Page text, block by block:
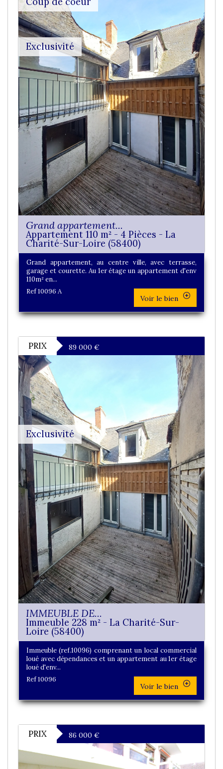
Exclusivité
Grand appartement...
Appartement 110 m² - 4 Pièces - La
Charité-Sur-Loire (58400)
Grand appartement, au centre ville, avec terrasse,
garage et courette. Au 1er étage un appartement d'env
110m² en...
Ref 10096 A
Voir le bien
PRIX 89 000 €
Exclusivité
IMMEUBLE DE...
Immeuble 228 m² - La Charité-Sur-
Loire (58400)
Immeuble (ref.10096) comprenant un local commercial
loué avec dépendances et un appartement au 1er étage
loué d'env...
Ref 10096
Voir le bien
PRIX 86 000 €